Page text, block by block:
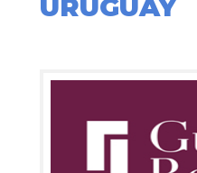
URUGUAY